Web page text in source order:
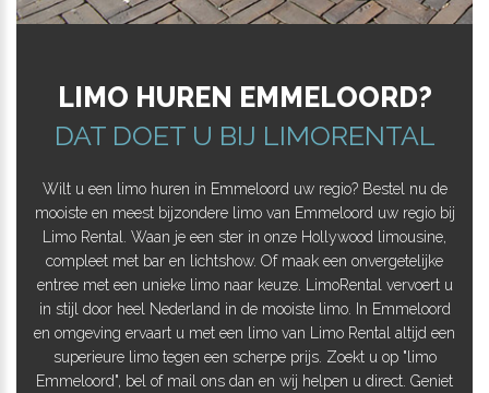
LIMO HUREN EMMELOORD?
DAT DOET U BIJ LIMORENTAL
Wilt u een limo huren in Emmeloord uw regio? Bestel nu de
mooiste en meest bijzondere limo van Emmeloord uw regio bij
Limo Rental. Waan je een ster in onze Hollywood limousine,
compleet met bar en lichtshow. Of maak een onvergetelijke
entree met een unieke limo naar keuze. LimoRental vervoert u
in stijl door heel Nederland in de mooiste limo. In Emmeloord
en omgeving ervaart u met een limo van Limo Rental altijd een
superieure limo tegen een scherpe prijs. Zoekt u op "limo
Emmeloord", bel of mail ons dan en wij helpen u direct. Geniet